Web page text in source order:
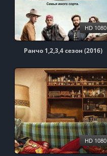
Ранчо 1,2,3,4 сезон (2016)
HD 1080
HD 1080